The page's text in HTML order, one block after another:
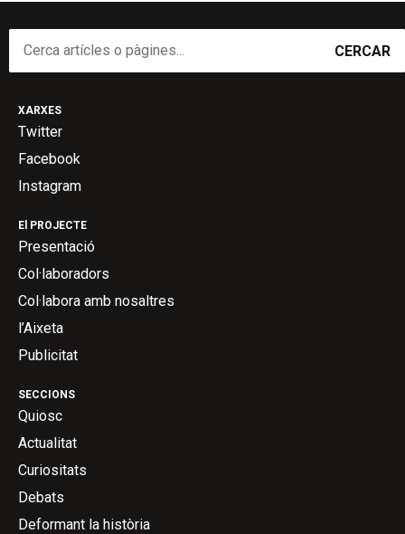
CERCAR
SECCIONS
Quiosc
Actualitat
Curiositats
Debats
Deformant la història
El PROJECTE
Presentació
Col·laboradors
Col·labora amb nosaltres
l’Aixeta
Publicitat
XARXES
Twitter
Facebook
Instagram